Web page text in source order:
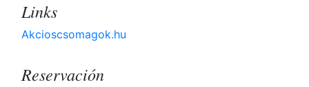
Links
Akcioscsomagok.hu
Reservación